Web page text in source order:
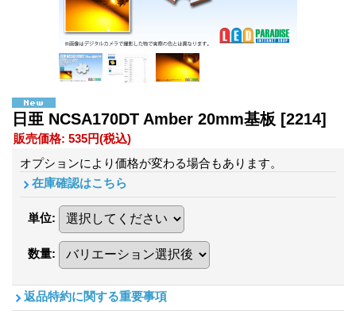
日亜 NCSA170DT Amber 20mm基板 [2214]
販売価格: 535円(税込)
オプションにより価格が変わる場合もあります。
在庫確認はこちら
単位:
数量:
返品特約に関する重要事項